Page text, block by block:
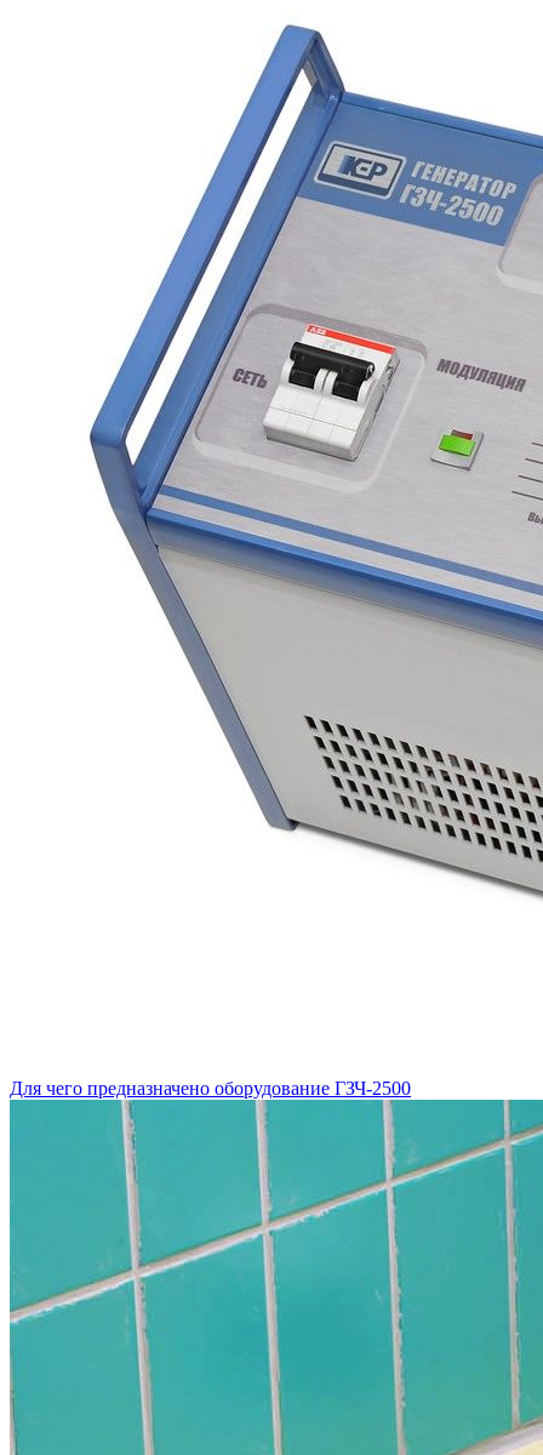
Для чего предназначено оборудование ГЗЧ-2500